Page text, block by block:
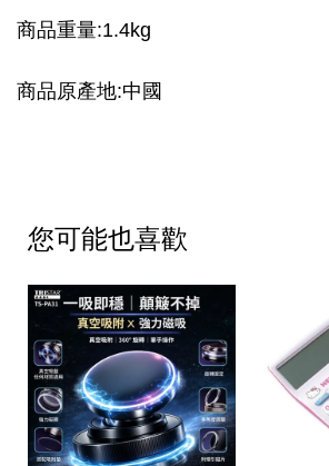
商品重量:1.4kg
商品原產地:中國
您可能也喜歡